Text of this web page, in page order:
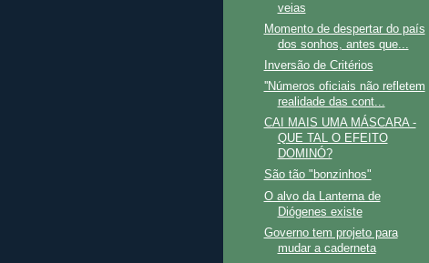
veias
Momento de despertar do país
dos sonhos, antes que...
Inversão de Critérios
''Números oficiais não refletem
realidade das cont...
CAI MAIS UMA MÁSCARA -
QUE TAL O EFEITO
DOMINÓ?
São tão "bonzinhos"
O alvo da Lanterna de
Diógenes existe
Governo tem projeto para
mudar a caderneta